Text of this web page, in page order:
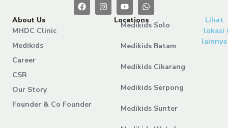
About Us
MHDC Clinic
Medikids
Career
CSR
Our Story
Founder & Co Founder
Locations
Medikids Solo
Medikids Batam
Medikids Cikarang
Medikids Serpong
Medikids Sunter
Lihat
lokasi
lainnya